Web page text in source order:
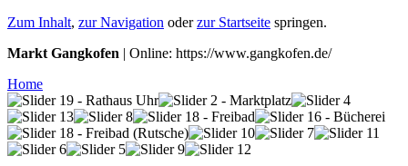
Zum Inhalt, zur Navigation oderzur Startseite springen.
Markt Gangkofen | Online: https://www.gangkofen.de/
Home